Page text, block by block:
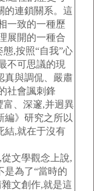
的連鎖關系。這
一致的一種歷
展開的一種合
,按照“自我”心
不可思議的現
真與調侃、嚴肅
社會諷刺鋒
富、深邃,并迥異
編》研究之所以
結,就在于沒有
文學觀念上說,
是為了“當時的
文創作,就是這